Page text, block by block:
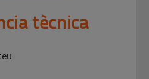
tècnica